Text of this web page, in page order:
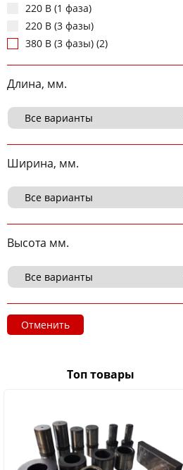
220 В (1 фаза)
220 В (3 фазы)
380 В (3 фазы) (2)
Длина, мм.
Ширина, мм.
Высота мм.
Отменить
Топ товары